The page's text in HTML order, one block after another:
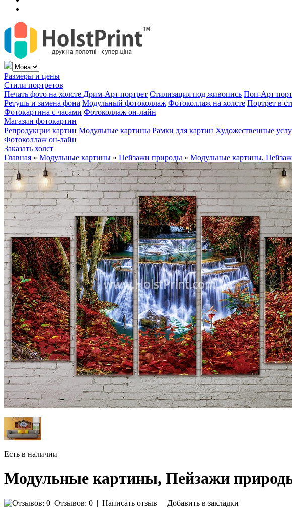
Размеры и цены
Стили портретов
Печать фото на холсте Дрим-Арт портрет Стилизация под живопись Поп-Арт
Ретушь и замена фона Модульный фотоколлаж Фотоколлаж на холсте Портрет в
Фотокартина с часами Фотоколлаж он-лайн
Магазин фотокартин
Репродукции картин Модульные картины Рамки для картин Художественные
Фотоколлаж он-лайн
Заказать холст
Главная » Модульные картины » Пейзажи природы » Модульные картины,
Есть в наличии
Модульные картины, Пейзажи
Отзывов: 0 | Написать отзыв
Добавить в закладки